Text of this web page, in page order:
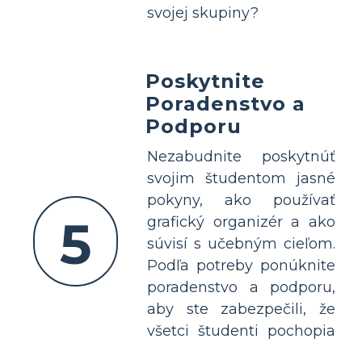
svojej skupiny?
5
Poskytnite
Poradenstvo a
Podporu
Nezabudnite poskytnúť
svojim študentom jasné
pokyny, ako používať
grafický organizér a ako
súvisí s učebným cieľom.
Podľa potreby ponúknite
poradenstvo a podporu,
aby ste zabezpečili, že
všetci študenti pochopia